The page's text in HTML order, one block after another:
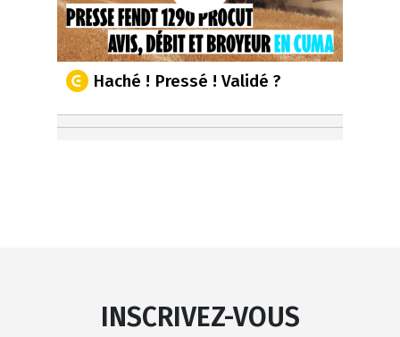
Haché ! Pressé ! Validé ?
INSCRIVEZ-VOUS